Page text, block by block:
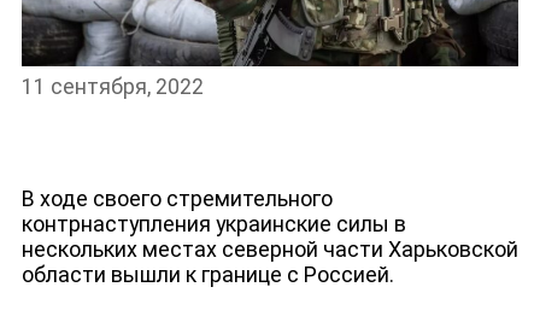
11 сентября, 2022
В ходе своего стремительного
контрнаступления украинские силы в
нескольких местах северной части Харьковской
области вышли к границе с Россией.